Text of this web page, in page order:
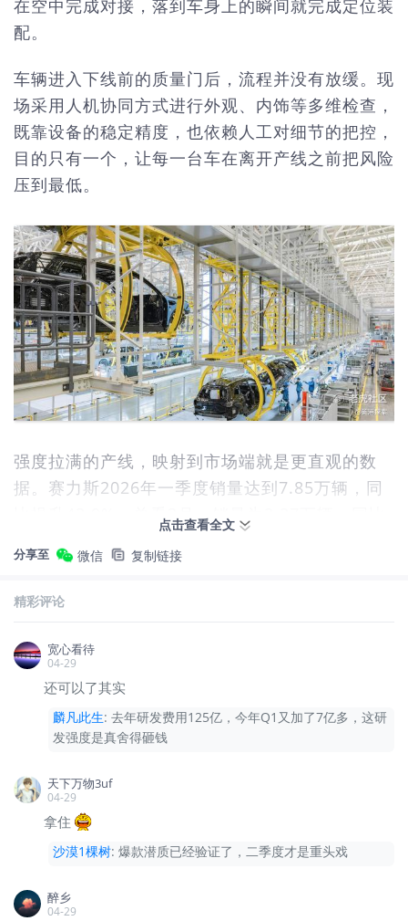
在空中完成对接，落到车身上的瞬间就完成定位装
配。
车辆进入下线前的质量门后，流程并没有放缓。现
场采用人机协同方式进行外观、内饰等多维检查，
既靠设备的稳定精度，也依赖人工对细节的把控，
目的只有一个，让每一台车在离开产线之前把风险
压到最低。
强度拉满的产线，映射到市场端就是更直观的数
据。赛力斯2026年一季度销量达到7.85万辆，同
比提升43.9%。单看3月，销量为2.27万辆，同比
是延续性的爬坡。
我的看法
这份Q1财报的核心矛盾是：营收在扩张，利润在
收缩，现金流还行。 这三者同时出现，说明公司
处于典型的”投入期”——不是在恶化，而是在为下
一阶段蓄力。
短期来看，净利润增速放缓、扣非净利润大幅下
滑、经营现金流为负，这三个指标确实会让部分资
金选择观望。但换个角度，如果赛力斯现在就开始
中长期看，M6的爆款潜质已经验证，问界品牌势
点击查看全文
分享至 微信 复制链接
精彩评论
宽心看待
04-29
还可以了其实
麟凡此生: 去年研发费用125亿，今年Q1又加了7亿多，这研
发强度是真舍得砸钱
天下万物3uf
04-29
拿住
沙漠1棵树: 爆款潜质已经验证了，二季度才是重头戏
醉乡
04-29